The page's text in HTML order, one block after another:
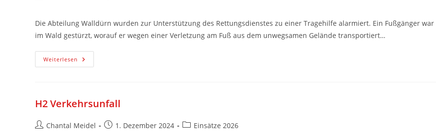
Die Abteilung Walldürn wurden zur Unterstützung des Rettungsdienstes zu einer Tragehilfe alarmiert. Ein Fußgänger war
im Wald gestürzt, worauf er wegen einer Verletzung am Fuß aus dem unwegsamen Gelände transportiert…
Weiterlesen
H2 Verkehrsunfall
Chantal Meidel 1. Dezember 2024 Einsätze 2026